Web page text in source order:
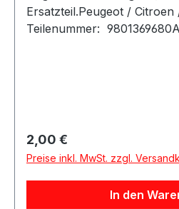
Ersatzteil.Peugeot / Citroen
Teilenummer:
Regulärer Preis:
2,00 €
Preise inkl. MwSt. zzgl.
In den